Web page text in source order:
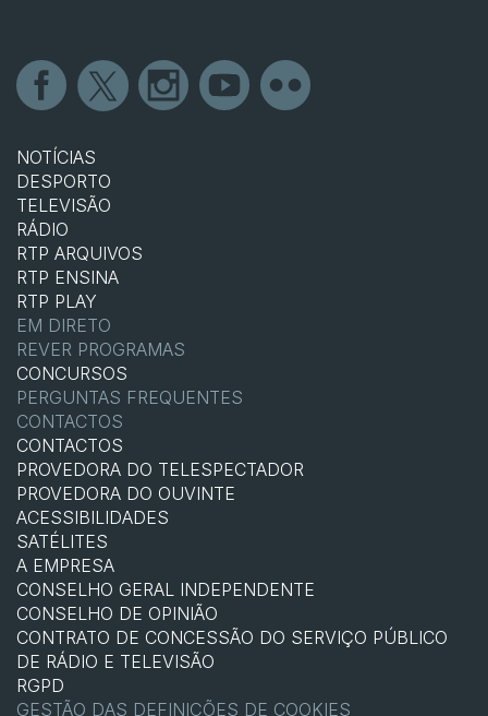
NOTÍCIAS
DESPORTO
TELEVISÃO
RÁDIO
RTP ARQUIVOS
RTP ENSINA
RTP PLAY
EM DIRETO
REVER PROGRAMAS
CONCURSOS
PERGUNTAS FREQUENTES
CONTACTOS
CONTACTOS
PROVEDORA DO TELESPECTADOR
PROVEDORA DO OUVINTE
ACESSIBILIDADES
SATÉLITES
A EMPRESA
CONSELHO GERAL INDEPENDENTE
CONSELHO DE OPINIÃO
CONTRATO DE CONCESSÃO DO SERVIÇO PÚBLICO
DE RÁDIO E TELEVISÃO
RGPD
GESTÃO DAS DEFINIÇÕES DE COOKIES